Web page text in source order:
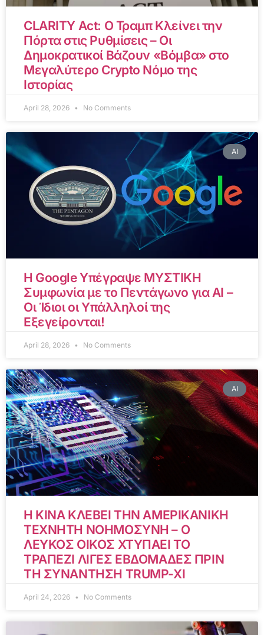
CLARITY Act: Ο Τραμπ Κλείνει την
Πόρτα στις Ρυθμίσεις – Οι
Δημοκρατικοί Βάζουν «Βόμβα» στο
Μεγαλύτερο Crypto Νόμο της
Ιστορίας
April 28, 2026 No Comments
AI
Η Google Υπέγραψε ΜΥΣΤΙΚΗ
Συμφωνία με το Πεντάγωνο για AI –
Οι Ίδιοι οι Υπάλληλοί της
Εξεγείρονται!
April 28, 2026 No Comments
AI
Η ΚΙΝΑ ΚΛΕΒΕΙ ΤΗΝ ΑΜΕΡΙΚΑΝΙΚΗ
ΤΕΧΝΗΤΗ ΝΟΗΜΟΣΥΝΗ – Ο
ΛΕΥΚΟΣ ΟΙΚΟΣ ΧΤΥΠΑΕΙ ΤΟ
ΤΡΑΠΕΖΙ ΛΙΓΕΣ ΕΒΔΟΜΑΔΕΣ ΠΡΙΝ
ΤΗ ΣΥΝΑΝΤΗΣΗ TRUMP-XI
April 24, 2026 No Comments